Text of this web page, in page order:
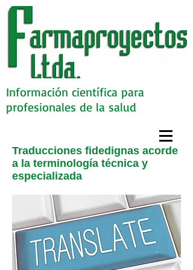
Información científica para
profesionales de la salud
Traducciones fidedignas acorde
a la terminología técnica y
especializada